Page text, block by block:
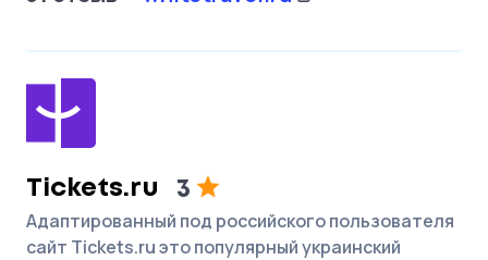
Tickets.ru 3
Адаптированный под российского пользователя
сайт Tickets.ru это популярный украинский